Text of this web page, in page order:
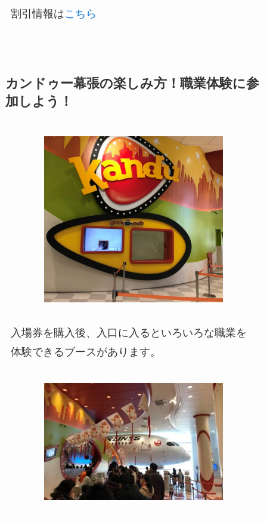
割引情報はこちら
カンドゥー幕張の楽しみ方！職業体験に参
加しよう！
入場券を購入後、入口に入るといろいろな職業を
体験できるブースがあります。